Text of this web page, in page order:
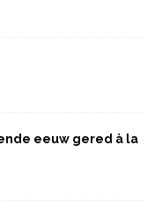
eeuw gered à la